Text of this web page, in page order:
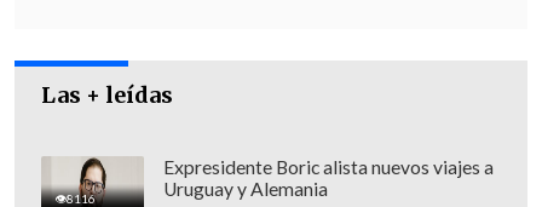
Las + leídas
8116
Expresidente Boric alista nuevos viajes a
Uruguay y Alemania